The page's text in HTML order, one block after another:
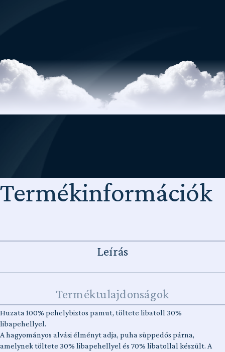
Termékinformációk
Leírás
Terméktulajdonságok
Huzata 100% pehelybiztos pamut, töltete libatoll 30%
libapehellyel.
A hagyományos alvási élményt adja, puha süppedős párna,
amelynek töltete 30% libapehellyel és 70% libatollal készült. A